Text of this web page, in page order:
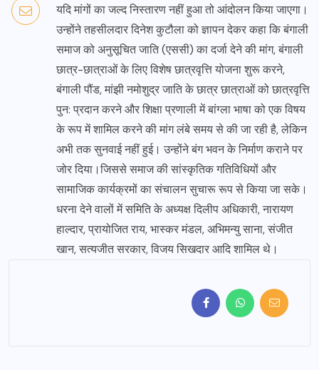
यदि मांगों का जल्द निस्तारण नहीं हुआ तो आंदोलन किया जाएगा।
उन्होंने तहसीलदार दिनेश कुटौला को ज्ञापन देकर कहा कि बंगाली
समाज को अनुसूचित जाति (एससी) का दर्जा देने की मांग, बंगाली
छात्र-छात्राओं के लिए विशेष छात्रवृत्ति योजना शुरू करने,
बंगाली पौंड, मांझी नमोशुद्र जाति के छात्र छात्राओं को छात्रवृत्ति
पुन: प्रदान करने और शिक्षा प्रणाली में बांग्ला भाषा को एक विषय
के रूप में शामिल करने की मांग लंबे समय से की जा रही है, लेकिन
अभी तक सुनवाई नहीं हुई। उन्होंने बंग भवन के निर्माण कराने पर
जोर दिया।जिससे समाज की सांस्कृतिक गतिविधियों और
सामाजिक कार्यक्रमों का संचालन सुचारू रूप से किया जा सके।
धरना देने वालों में समिति के अध्यक्ष दिलीप अधिकारी, नारायण
हाल्दार, प्रायोजित राय, भास्कर मंडल, अभिमन्यु साना, संजीत
खान, सत्यजीत सरकार, विजय सिखदार आदि शामिल थे।